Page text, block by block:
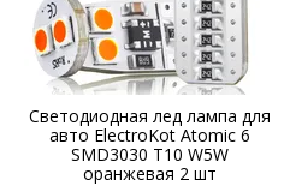
Светодиодная лед лампа для
авто ElectroKot Atomic 6
SMD3030 T10 W5W
оранжевая 2 шт